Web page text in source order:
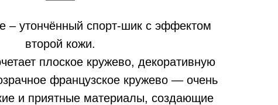
– утончённый спорт-шик с эффектом
второй кожи.
плоское кружево, декоративную
французское кружево — очень
и приятные материалы, создающие